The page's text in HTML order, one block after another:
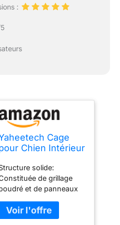
:
Cage
Chien Intérieur
pour Chien
en Bois pour
de
80.5×55.5×64 cm
solide:
de grillage
et de panneaux
cette cage pour chien
bénéficie d'une